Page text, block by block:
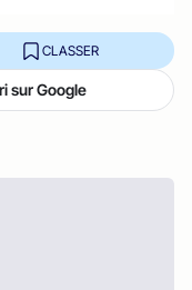
CLASSER
sur Google